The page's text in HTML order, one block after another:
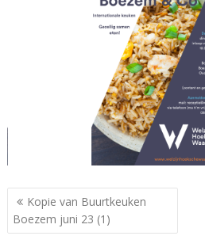
Berichtnavigatie
Kopie van Buurtkeuken
Boezem juni 23 (1)